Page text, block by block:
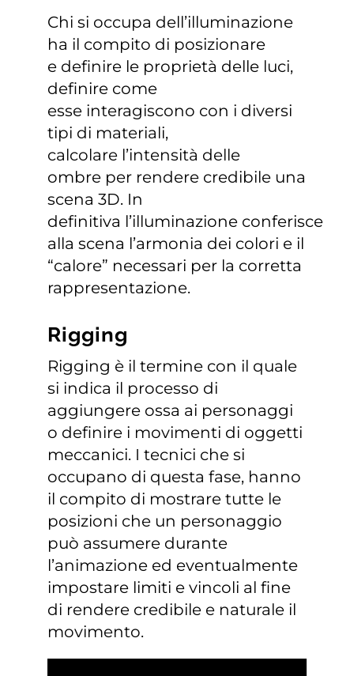
Chi si occupa dell’illuminazione
ha il compito di posizionare
e definire le proprietà delle luci,
definire come
esse interagiscono con i diversi
tipi di materiali,
calcolare l’intensità delle
ombre per rendere credibile una
scena 3D. In
definitiva l’illuminazione conferisce
alla scena l’armonia dei colori e il
“calore” necessari per la corretta
rappresentazione.
Rigging
Rigging è il termine con il quale
si indica il processo di
aggiungere ossa ai personaggi
o definire i movimenti di oggetti
meccanici. I tecnici che si
occupano di questa fase, hanno
il compito di mostrare tutte le
posizioni che un personaggio
può assumere durante
l’animazione ed eventualmente
impostare limiti e vincoli al fine
di rendere credibile e naturale il
movimento.